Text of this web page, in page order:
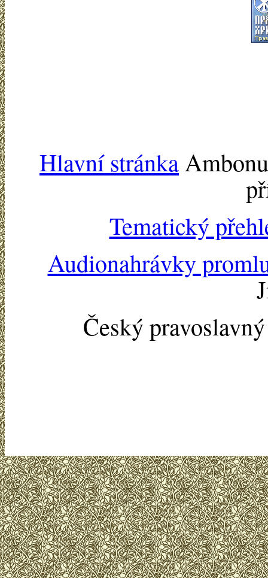
Hlavní stránka
Tematický
Audionahrávky
Český